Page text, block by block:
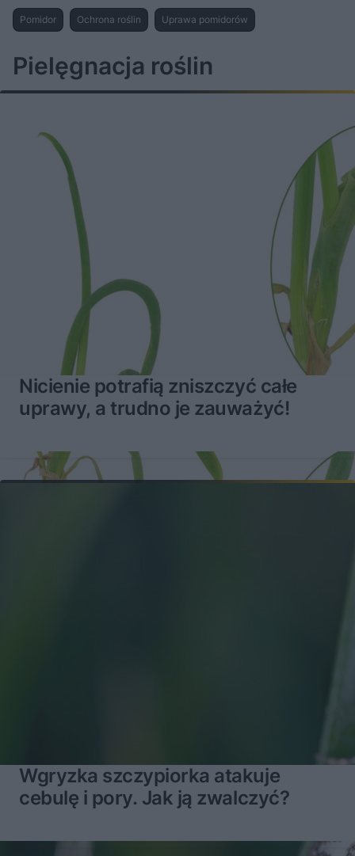
Pomidor Ochrona roślin Uprawa pomidorów
Pielęgnacja roślin
Nicienie potrafią zniszczyć całe
uprawy, a trudno je zauważyć!
Wgryzka szczypiorka atakuje
cebulę i pory. Jak ją zwalczyć?